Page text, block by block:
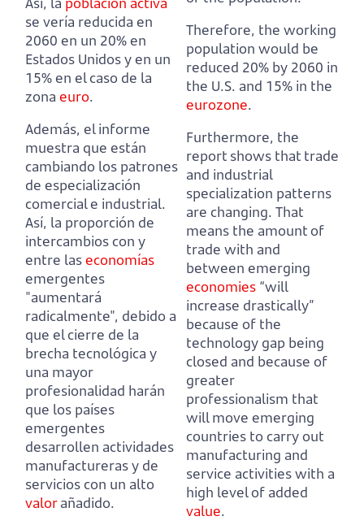
se vería reducida en
2060 en un 20% en
Estados Unidos y en un
15% en el caso de la
zona euro.
Además, el informe
muestra que están
cambiando los patrones
de especialización
comercial e industrial.
Así, la proporción de
intercambios con y
entre laseconomías
emergentes
"aumentará
radicalmente", debido a
que el cierre de la
brecha tecnológica y
una mayor
profesionalidad harán
que los países
emergentes
desarrollen actividades
manufactureras y de
servicios con un alto
valorañadido.
Therefore, the working
population would be
reduced 20% by 2060 in
the U.S. and 15% in the
eurozone.
Furthermore, the
report shows that trade
and industrial
specialization patterns
are changing. That
means the amount of
trade with and
between emerging
economies “will
increase drastically”
because of the
technology gap being
closed and because of
greater
professionalism that
will move emerging
countries to carry out
manufacturing and
service activities with a
high level of added
value.